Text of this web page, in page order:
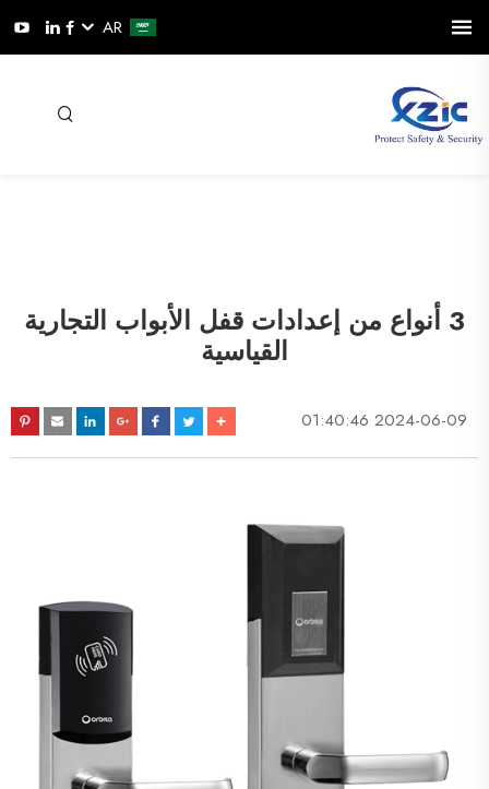
AR
3 أنواع من إعدادات قفل الأبواب التجارية
القياسية
2024-06-09 01:40:46